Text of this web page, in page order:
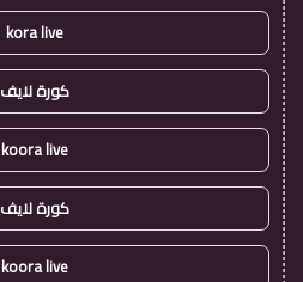
kora live
كورة لايف
koora live
كورة لايف
koora live